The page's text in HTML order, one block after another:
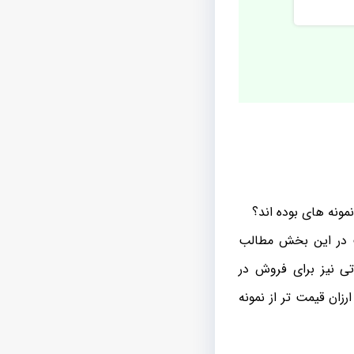
های بوده اند؟
در این بخش مطالب
نیز برای فروش در
قیمت تر از نمونه